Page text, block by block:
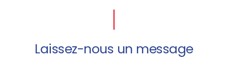
Laissez-nous un message